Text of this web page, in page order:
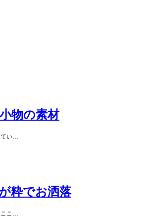
物の素材
てい…
粋でお洒落
ここ…